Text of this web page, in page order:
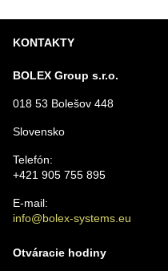
KONTAKTY
BOLEX Group s.r.o.
018 53 Bolešov 448
Slovensko
Telefón:
+421 905 755 895
E-mail:
info@bolex-systems.eu
Otváracie hodiny